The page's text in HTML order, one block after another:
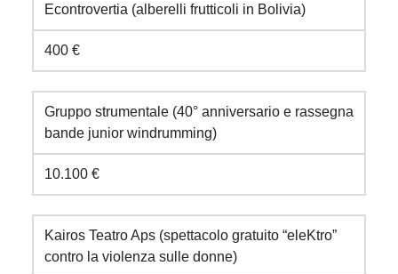
Econtrovertia (alberelli frutticoli in Bolivia)
400 €
Gruppo strumentale (40° anniversario e rassegna
bande junior windrumming)
10.100 €
Kairos Teatro Aps (spettacolo gratuito “eleKtro”
contro la violenza sulle donne)